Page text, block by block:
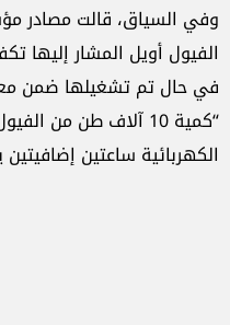
وفي السياق، قالت مصادر
في حال تم تشغيلها ضمن
“كمية 10 آلاف طن من
الكهربائية ساعتين